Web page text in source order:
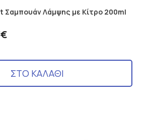
Σαμπουάν Λάμψης με Κίτρο 200ml
ΣΤΟ ΚΑΛΑΘΙ